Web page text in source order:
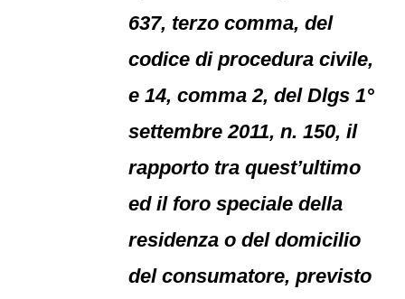
637, terzo comma, del
codice di procedura civile,
e 14, comma 2, del Dlgs 1°
settembre 2011, n. 150, il
rapporto tra quest’ultimo
ed il foro speciale della
residenza o del domicilio
del consumatore, previsto